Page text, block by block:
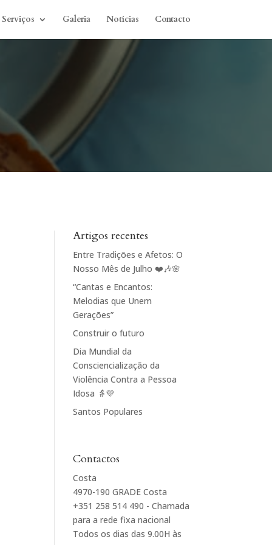
Serviços Galeria Notícias Contacto
Artigos recentes
Entre Tradições e Afetos: O
Nosso Mês de Julho ❤️🎶🌸
“Cantas e Encantos:
Melodias que Unem
Gerações”
Construir o futuro
Dia Mundial da
Consciencialização da
Violência Contra a Pessoa
Idosa 👵💜
Santos Populares
Contactos
Costa
4970-190 GRADE Costa
+351 258 514 490 - Chamada
para a rede fixa nacional
Todos os dias das 9.00H às